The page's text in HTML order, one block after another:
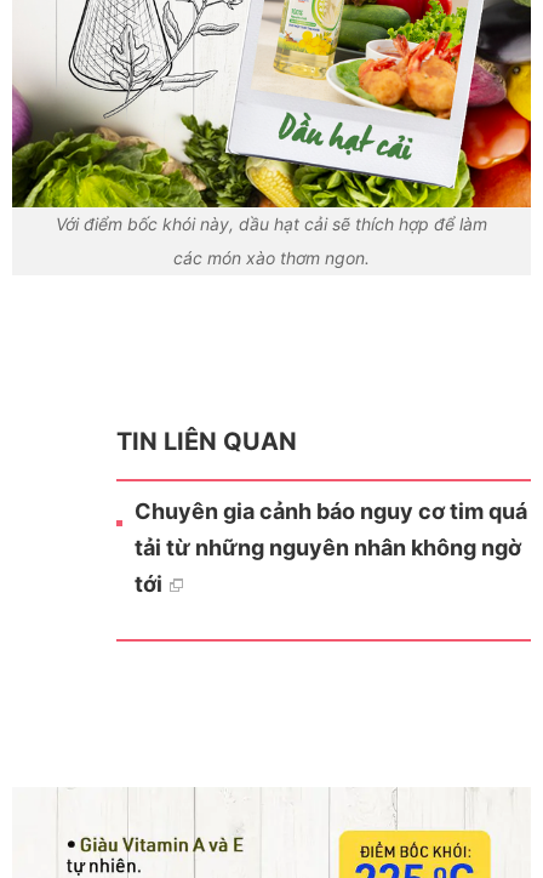
Với điểm bốc khói này, dầu hạt cải sẽ thích hợp để làm
các món xào thơm ngon.
TIN LIÊN QUAN
Chuyên gia cảnh báo nguy cơ tim quá
tải từ những nguyên nhân không ngờ
tới